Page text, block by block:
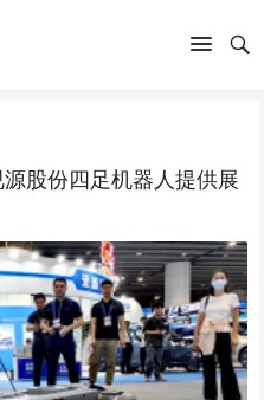
股份四足机器人提供展